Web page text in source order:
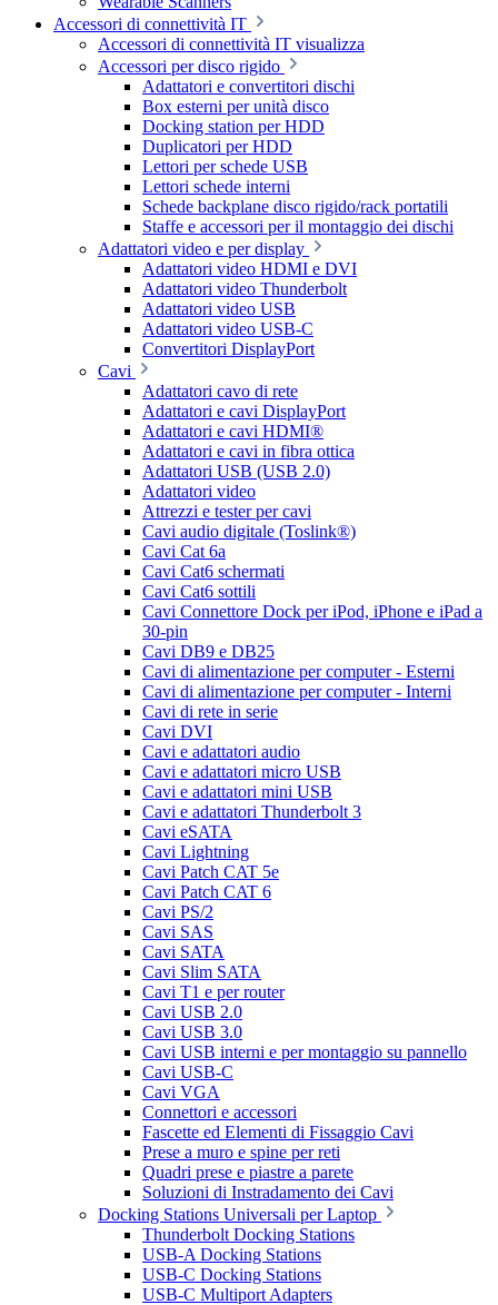
Accessori di connettività IT
Accessori di connettività IT visualizza
Accessori per disco rigido
Adattatori e convertitori dischi
Box esterni per unità disco
Docking station per HDD
Duplicatori per HDD
Lettori per schede USB
Lettori schede interni
Schede backplane disco rigido/rack portatili
Staffe e accessori per il montaggio dei dischi
Adattatori video e per display
Adattatori video HDMI e DVI
Adattatori video Thunderbolt
Adattatori video USB
Adattatori video USB-C
Convertitori DisplayPort
Cavi
Adattatori cavo di rete
Adattatori e cavi DisplayPort
Adattatori e cavi HDMI®
Adattatori e cavi in fibra ottica
Adattatori USB (USB 2.0)
Adattatori video
Attrezzi e tester per cavi
Cavi audio digitale (Toslink®)
Cavi Cat 6a
Cavi Cat6 schermati
Cavi Cat6 sottili
Cavi Connettore Dock per iPod, iPhone e iPad a
30-pin
Cavi DB9 e DB25
Cavi di alimentazione per computer - Esterni
Cavi di alimentazione per computer - Interni
Cavi di rete in serie
Cavi DVI
Cavi e adattatori audio
Cavi e adattatori micro USB
Cavi e adattatori mini USB
Cavi e adattatori Thunderbolt 3
Cavi eSATA
Cavi Lightning
Cavi Patch CAT 5e
Cavi Patch CAT 6
Cavi PS/2
Cavi SAS
Cavi SATA
Cavi Slim SATA
Cavi T1 e per router
Cavi USB 2.0
Cavi USB 3.0
Cavi USB interni e per montaggio su pannello
Cavi USB-C
Cavi VGA
Connettori e accessori
Fascette ed Elementi di Fissaggio Cavi
Prese a muro e spine per reti
Quadri prese e piastre a parete
Soluzioni di Instradamento dei Cavi
Docking Stations Universali per Laptop
Thunderbolt Docking Stations
USB-A Docking Stations
USB-C Docking Stations
USB-C Multiport Adapters